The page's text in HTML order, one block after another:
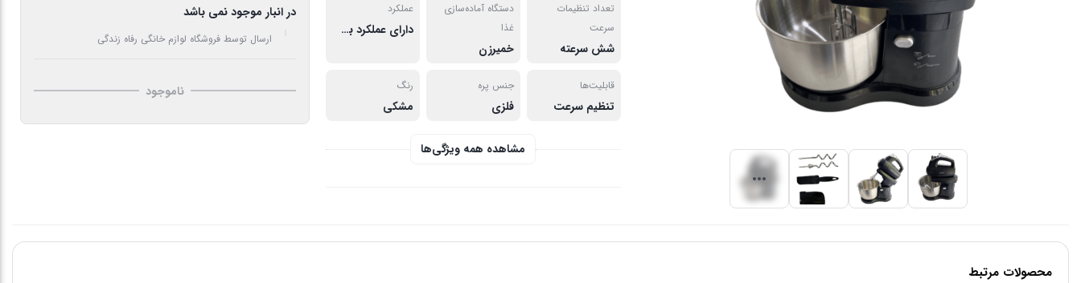
تعداد تنظیمات
سرعت
شش سرعته
دستگاه آماده‌سازی
غذا
خمیرزن
عملکرد
دارای عملکرد بی صدا
قابلیت‌ها
تنظیم سرعت
جنس پره
فلزی
رنگ
مشکی
مشاهده همه ویژگی‌ها
در انبار موجود نمی باشد
ارسال توسط فروشگاه لوازم خانگی رفاه زندگی
ناموجود
محصولات مرتبط